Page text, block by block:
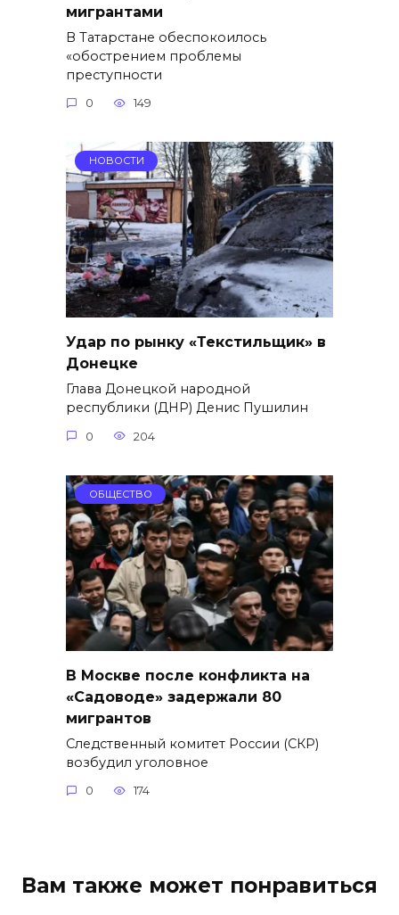
мигрантами
В Татарстане обеспокоилось
«обострением проблемы
преступности
0 149
НОВОСТИ
Удар по рынку «Текстильщик» в
Донецке
Глава Донецкой народной
республики (ДНР) Денис Пушилин
0 204
ОБЩЕСТВО
В Москве после конфликта на
«Садоводе» задержали 80
мигрантов
Следственный комитет России (СКР)
возбудил уголовное
0 174
Вам также может понравиться